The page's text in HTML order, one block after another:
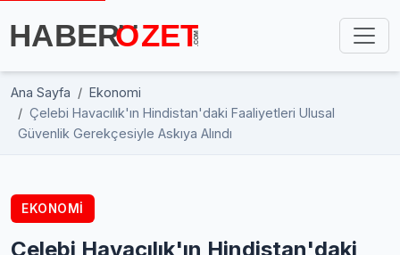
Ana Sayfa
Ekonomi
Çelebi Havacılık'ın Hindistan'daki Faaliyetleri Ulusal
Güvenlik Gerekçesiyle Askıya Alındı
EKONOMI
Çelebi Havacılık'ın Hindistan'daki